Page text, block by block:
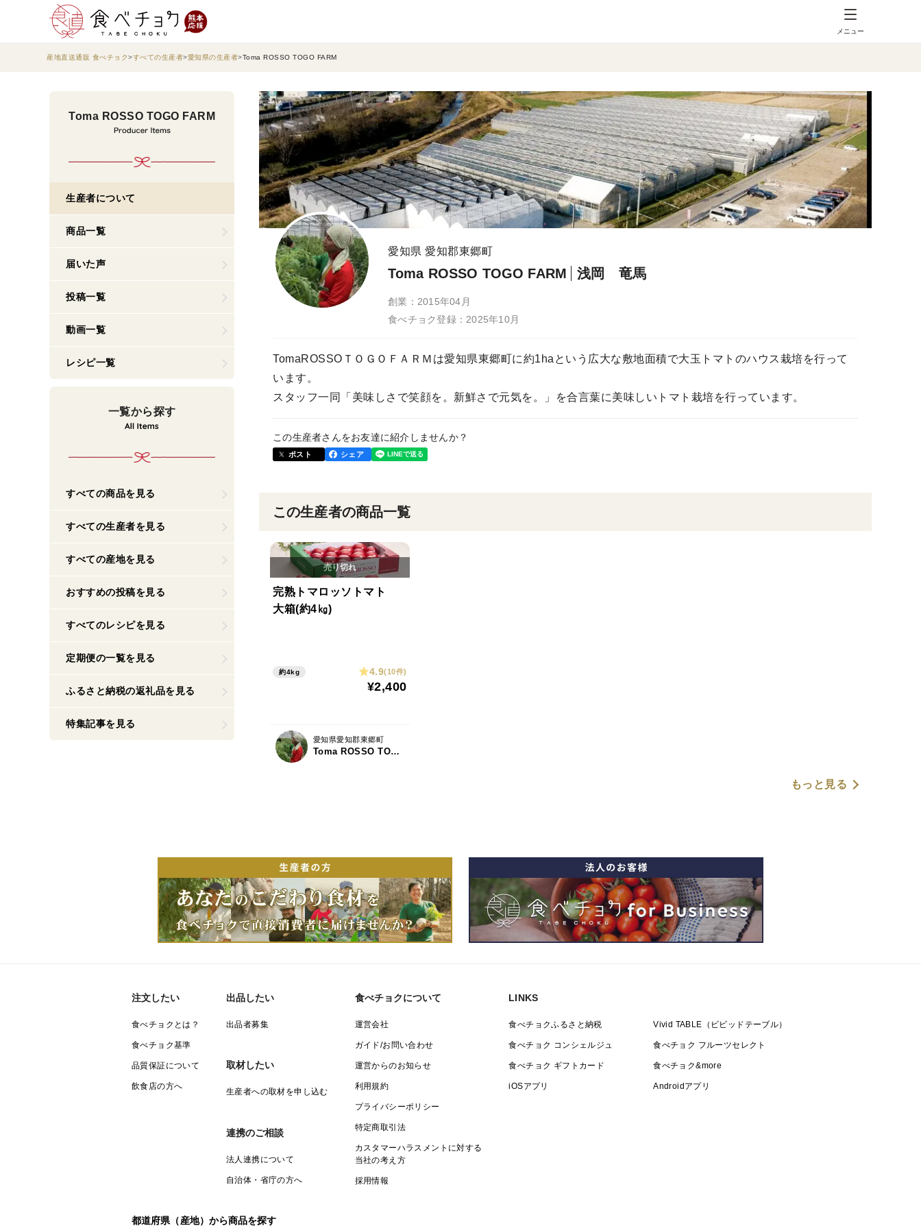
メニュー
産地直送通販 食べチョク すべての生産者 愛知県の生産者 Toma ROSSO TOGO FARM
愛知県 愛知郡東郷町
Toma ROSSO TOGO FARM 浅岡 竜馬
創業：2015年04月
食べチョク登録：2025年10月
TomaROSSOＴＯＧＯＦＡＲＭは愛知県東郷町に約1haという広大な敷地面積で大玉トマトのハウス栽培を行って
います。
スタッフ一同「美味しさで笑顔を。新鮮さで元気を。」を合言葉に美味しいトマト栽培を行っています。
この生産者さんをお友達に紹介しませんか？
ポスト シェア
この生産者の商品一覧
完熟トマロッソトマト
大箱(約4㎏)
約4kg 4.9(10件)
¥2,400
愛知県愛知郡東郷町
Toma ROSSO TOGO FARM
もっと見る
Toma ROSSO TOGO FARM
生産者について
商品一覧
届いた声
投稿一覧
動画一覧
レシピ一覧
一覧から探す
すべての商品を見る
すべての生産者を見る
すべての産地を見る
おすすめの投稿を見る
すべてのレシピを見る
定期便の一覧を見る
ふるさと納税の返礼品を見る
特集記事を見る
注文したい
食べチョクとは？
食べチョク基準
品質保証について
飲食店の方へ
出品したい
出品者募集
取材したい
生産者への取材を申し込む
連携のご相談
法人連携について
自治体・省庁の方へ
食べチョクについて
運営会社
ガイド/お問い合わせ
運営からのお知らせ
利用規約
プライバシーポリシー
特定商取引法
カスタマーハラスメントに対する
当社の考え方
採用情報
LINKS
食べチョクふるさと納税 Vivid TABLE（ビビッドテーブル）
食べチョク コンシェルジュ 食べチョク フルーツセレクト
食べチョク ギフトカード 食べチョク&more
iOSアプリ Androidアプリ
都道府県（産地）から商品を探す